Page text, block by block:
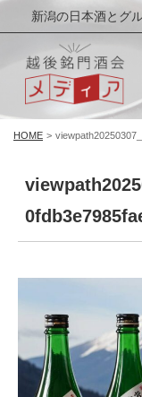
新潟の日本酒とグ
HOME >